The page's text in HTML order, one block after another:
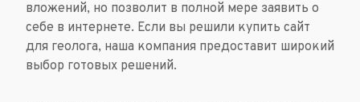
вложений, но позволит в полной мере заявить о
себе в интернете. Если вы решили купить сайт
для геолога, наша компания предоставит широкий
выбор готовых решений.